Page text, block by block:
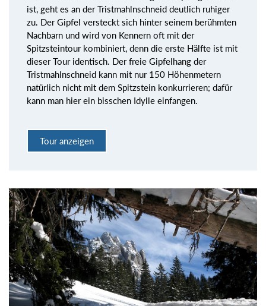
ist, geht es an der Tristmahlnschneid deutlich ruhiger
zu. Der Gipfel versteckt sich hinter seinem berühmten
Nachbarn und wird von Kennern oft mit der
Spitzsteintour kombiniert, denn die erste Hälfte ist mit
dieser Tour identisch. Der freie Gipfelhang der
Tristmahlnschneid kann mit nur 150 Höhenmetern
natürlich nicht mit dem Spitzstein konkurrieren; dafür
kann man hier ein bisschen Idylle einfangen.
Tour anzeigen